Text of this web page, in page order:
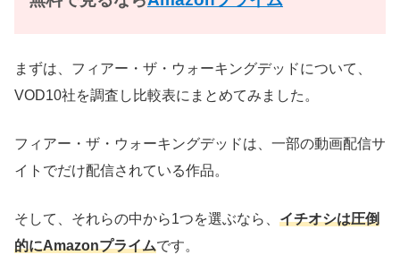
まずは、フィアー・ザ・ウォーキングデッドについて、
VOD10社を調査し比較表にまとめてみました。
フィアー・ザ・ウォーキングデッドは、一部の動画配信サ
イトでだけ配信されている作品。
そして、それらの中から1つを選ぶなら、 イチオシは圧倒
的にAmazonプライムです。